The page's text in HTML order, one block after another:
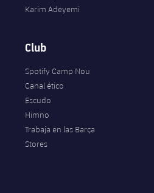
Karim Adeyemi
Club
Spotify Camp Nou
Canal ético
Escudo
Himno
Trabaja en las Barça
Stores